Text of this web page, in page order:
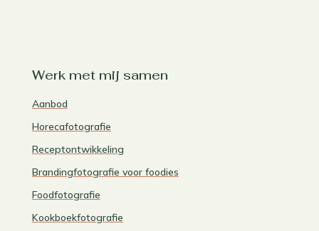
Werk met mij samen
Aanbod
Horecafotografie
Receptontwikkeling
Brandingfotografie voor foodies
Foodfotografie
Kookboekfotografie